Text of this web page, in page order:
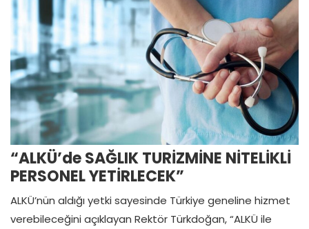
“ALKÜ’de SAĞLIK TURİZMİNE NİTELİKLİ
PERSONEL YETİRLECEK”
ALKÜ’nün aldığı yetki sayesinde Türkiye geneline hizmet
verebileceğini açıklayan Rektör Türkdoğan, “ALKÜ ile